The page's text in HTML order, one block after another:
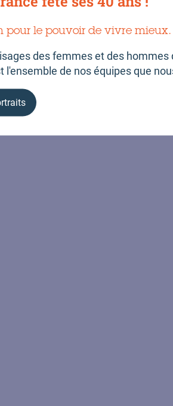
pour le pouvoir de vivre mieux.
des femmes et des
l'ensemble de nos équipes que